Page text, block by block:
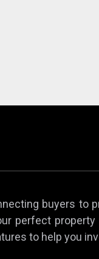
buyers
perfect
to help you